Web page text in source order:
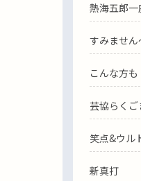
熱海五郎
すみません
こんな方も
芸協らくご
笑点&ウル
新真打